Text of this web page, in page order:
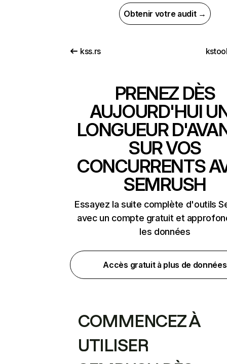
Obtenir votre audit →
kss.rs
PRENEZ DÈS
AUJOURD'HUI
LONGUEUR
SUR VOS
CONCURRENTS
SEMRUSH
Essayez la suite complète d'outils
avec un compte gratuit et
les données
Accès gratuit à plus de données
COMMENCEZ À
UTILISER